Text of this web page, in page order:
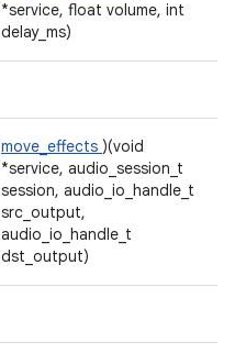
*service, float volume, int
delay_ms)
move_effects )(void
*service, audio_session_t
session, audio_io_handle_t
src_output,
audio_io_handle_t
dst_output)